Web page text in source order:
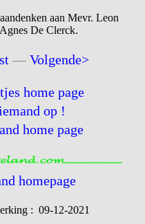
aan Mevr. Leon
De Clerck.
—Volgende>
home page
op !
home page
homepage
: 09-12-2021